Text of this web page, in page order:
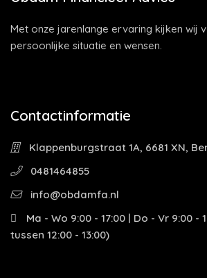
Met onze jarenlange ervaring kijken wij
persoonlijke situatie en wensen.
Contactinformatie
Klappenburgstraat 1A, 6681 XN,
0481464855
info@obdamfa.nl
Ma - Wo 9:00 - 17:00 | Do - Vr 9:00 -
tussen 12:00 - 13:00)